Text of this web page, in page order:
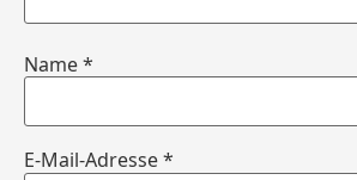
Name*
E-Mail-Adresse*